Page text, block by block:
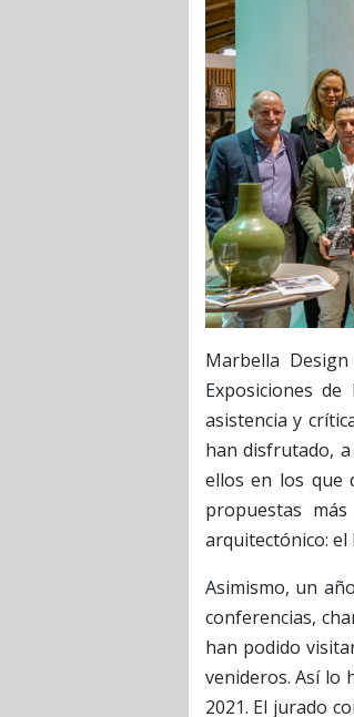
Marbella Design
Exposiciones
asistencia y
han disfrutado,
ellos en los que
propuestas
arquitectónico: el
Asimismo, un
conferencias,
han podido
venideros. Así lo
2021. El jurado